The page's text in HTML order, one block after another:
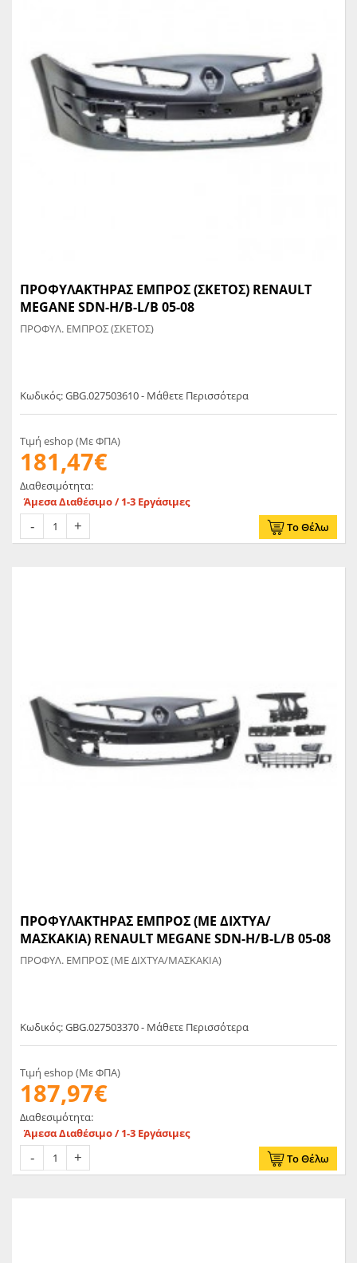
ΠΡΟΦΥΛΑΚΤΗΡΑΣ ΕΜΠΡΟΣ (ΣΚΕΤΟΣ) RENAULT
MEGANE SDN-H/B-L/B 05-08
ΠΡΟΦΥΛ. ΕΜΠΡΟΣ (ΣΚΕΤΟΣ)
Κωδικός: GBG.027503610 - Μάθετε Περισσότερα
Τιμή eshop (Με ΦΠΑ)
181,47€
Διαθεσιμότητα:
Άμεσα Διαθέσιμο / 1-3 Εργάσιμες
Το Θέλω
ΠΡΟΦΥΛΑΚΤΗΡΑΣ ΕΜΠΡΟΣ (ΜΕ ΔΙΧΤΥΑ/
ΜΑΣΚΑΚΙΑ) RENAULT MEGANE SDN-H/B-L/B 05-08
ΠΡΟΦΥΛ. ΕΜΠΡΟΣ (ΜΕ ΔΙΧΤΥΑ/ΜΑΣΚΑΚΙΑ)
Κωδικός: GBG.027503370 - Μάθετε Περισσότερα
Τιμή eshop (Με ΦΠΑ)
187,97€
Διαθεσιμότητα:
Άμεσα Διαθέσιμο / 1-3 Εργάσιμες
Το Θέλω